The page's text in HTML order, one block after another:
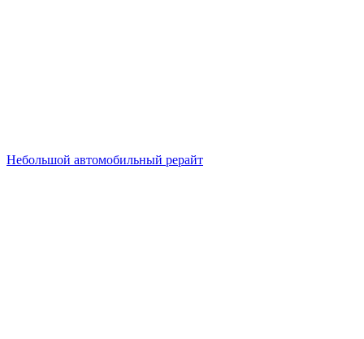
Небольшой автомобильный рерайт